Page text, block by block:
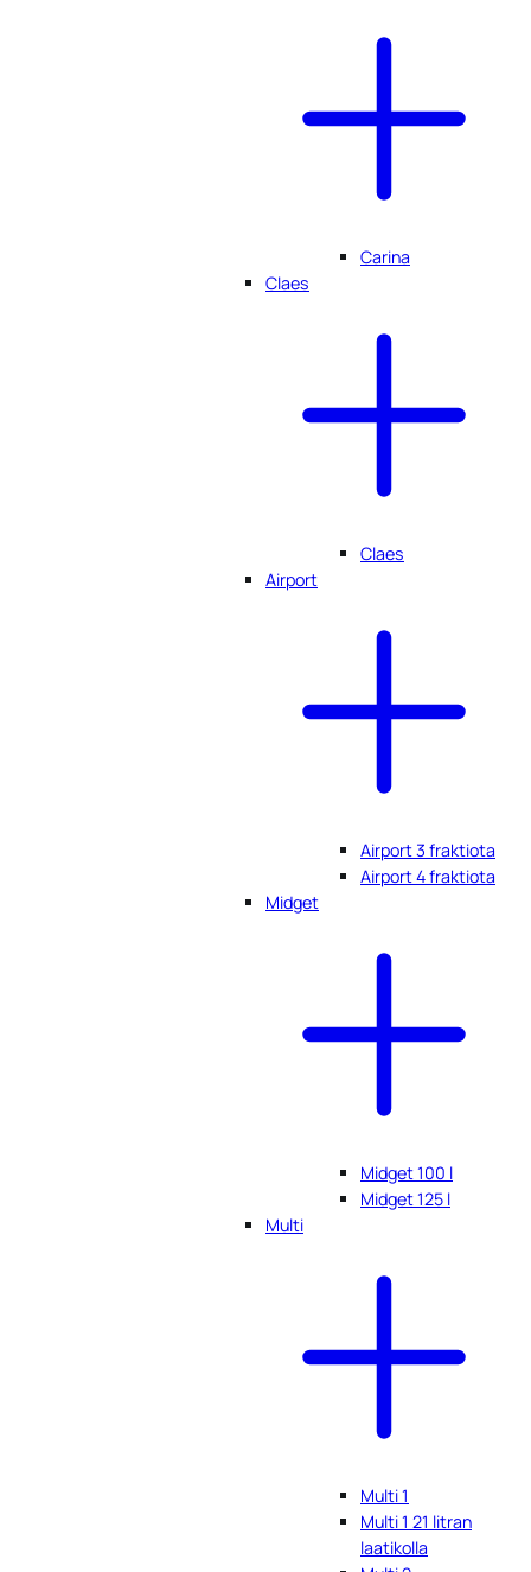
Carina
Claes
Claes
Airport
Airport 3 fraktiota
Airport 4 fraktiota
Midget
Midget 100 l
Midget 125 l
Multi
Multi 1
Multi 1 21 litran
laatikolla